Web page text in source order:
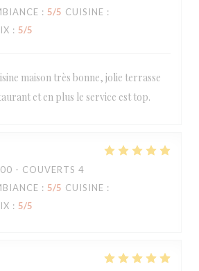
: 5/5 CUISINE :
: 5/5
maison très bonne, jolie terrasse
et en plus le service est top.
- COUVERTS 4
: 5/5 CUISINE :
: 5/5